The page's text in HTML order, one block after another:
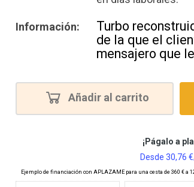
Información:
Turbo
de la que el
mensajero que
Añadir al carrito